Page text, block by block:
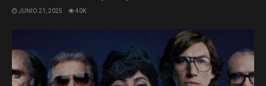
JUNIO 21, 2025 40K